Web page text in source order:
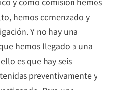
hemos comenzado y
Y no hay una
hemos llegado a una
es que hay seis
preventivamente y